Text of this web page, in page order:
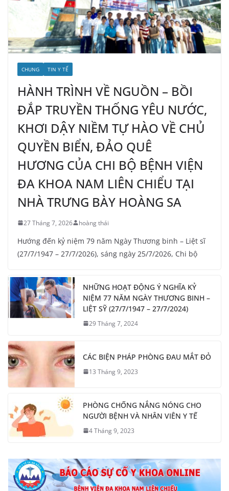
CHUNG TIN Y TẾ
HÀNH TRÌNH VỀ NGUỒN – BỒI
ĐẮP TRUYỀN THỐNG YÊU NƯỚC,
KHƠI DẬY NIỀM TỰ HÀO VỀ CHỦ
QUYỀN BIỂN, ĐẢO QUÊ
HƯƠNG CỦA CHI BỘ BỆNH VIỆN
ĐA KHOA NAM LIÊN CHIỂU TẠI
NHÀ TRƯNG BÀY HOÀNG SA
27 Tháng 7, 2026 hoàng thái
Hướng đến kỷ niệm 79 năm Ngày Thương binh – Liệt sĩ
(27/7/1947 – 27/7/2026), sáng ngày 25/7/2026, Chi bộ
NHỮNG HOẠT ĐỘNG Ý NGHĨA KỶ
NIỆM 77 NĂM NGÀY THƯƠNG BINH –
LIỆT SỸ (27/7/1947 – 27/7/2024)
29 Tháng 7, 2024
CÁC BIỆN PHÁP PHÒNG ĐAU MẮT ĐỎ
13 Tháng 9, 2023
PHÒNG CHỐNG NẮNG NÓNG CHO
NGƯỜI BỆNH VÀ NHÂN VIÊN Y TẾ
4 Tháng 9, 2023